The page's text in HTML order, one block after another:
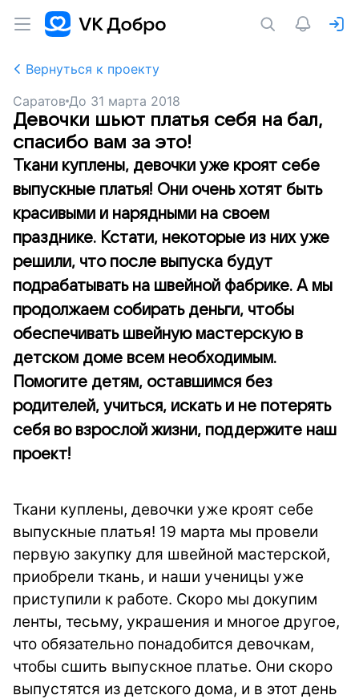
Вернуться к проекту
Саратов До 31 марта 2018
Девочки шьют платья себя на бал,
спасибо вам за это!
Ткани куплены, девочки уже кроят себе
выпускные платья! Они очень хотят быть
красивыми и нарядными на своем
празднике. Кстати, некоторые из них уже
решили, что после выпуска будут
подрабатывать на швейной фабрике. А мы
продолжаем собирать деньги, чтобы
обеспечивать швейную мастерскую в
детском доме всем необходимым.
Помогите детям, оставшимся без
родителей, учиться, искать и не потерять
себя во взрослой жизни, поддержите наш
проект!
Ткани куплены, девочки уже кроят себе
выпускные платья! 19 марта мы провели
первую закупку для швейной мастерской,
приобрели ткань, и наши ученицы уже
приступили к работе. Скоро мы докупим
ленты, тесьму, украшения и многое другое,
что обязательно понадобится девочкам,
чтобы сшить выпускное платье. Они скоро
выпустятся из детского дома, и в этот день